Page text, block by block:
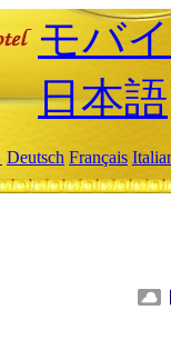
モバ
日本語
Deutsch Français